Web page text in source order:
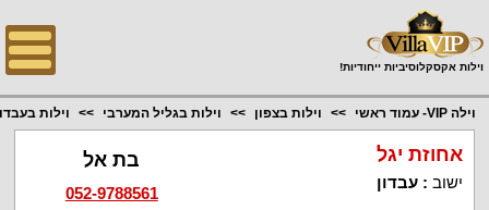
וילות אקסקלוסיביות ייחודיות!
וילה VIP- עמוד ראשי וילות בצפון וילות בגליל המערבי וילות
אחוזת יגל
ישוב :עבדון
בת אל
052-9788561